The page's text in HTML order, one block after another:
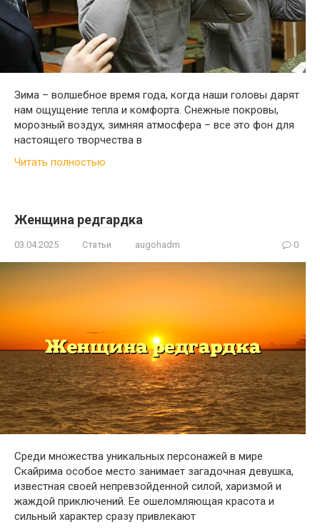
Зима – волшебное время года, когда наши головы дарят
нам ощущение тепла и комфорта. Снежные покровы,
морозный воздух, зимняя атмосфера – все это фон для
настоящего творчества в
Читать полностью
Женщина редгардка
03.04.2025 Статьи augohadm 0
Среди множества уникальных персонажей в мире
Скайрима особое место занимает загадочная девушка,
известная своей непревзойденной силой, харизмой и
жаждой приключений. Ее ошеломляющая красота и
сильный характер сразу привлекают